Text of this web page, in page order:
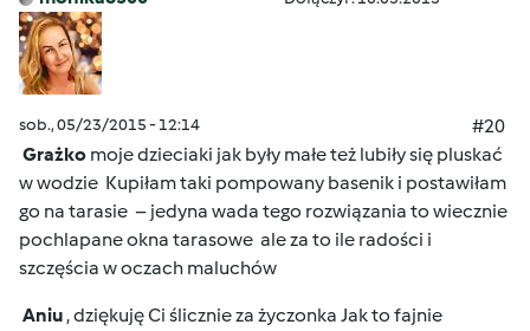
sob., 05/23/2015 - 12:14
#20
Grażko moje dzieciaki jak były małe też lubiły się pluskać
w wodzie Kupiłam taki pompowany basenik i postawiłam
go na tarasie – jedyna wada tego rozwiązania to wiecznie
pochlapane okna tarasowe ale za to ile radości i
szczęścia w oczach maluchów
Aniu , dziękuję Ci ślicznie za życzonka Jak to fajnie